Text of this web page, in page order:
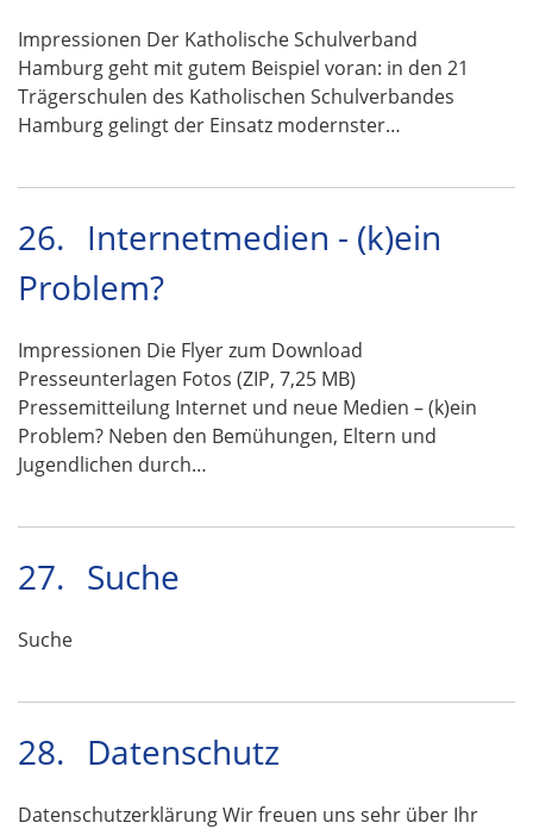
Impressionen Der Katholische Schulverband
Hamburg geht mit gutem Beispiel voran: in den 21
Trägerschulen des Katholischen Schulverbandes
Hamburg gelingt der Einsatz modernster…
26. Internetmedien - (k)ein
Problem?
Impressionen Die Flyer zum Download
Presseunterlagen Fotos (ZIP, 7,25 MB)
Pressemitteilung Internet und neue Medien – (k)ein
Problem? Neben den Bemühungen, Eltern und
Jugendlichen durch…
27. Suche
Suche
28. Datenschutz
Datenschutzerklärung Wir freuen uns sehr über Ihr